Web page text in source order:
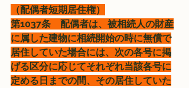
（配偶者短期居住権）
第1037条　配偶者は、被相続人の財産
に属した建物に相続開始の時に無償で
居住していた場合には、次の各号に掲
げる区分に応じてそれぞれ当該各号に
定める日までの間、その居住していた